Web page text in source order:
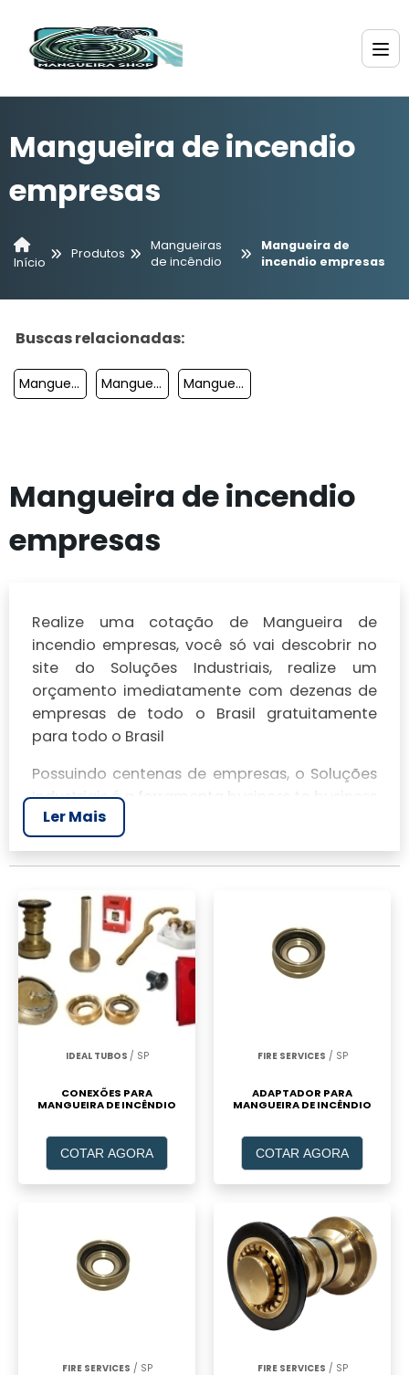
Mangueira de incendio
empresas
Início
Produtos
Mangueiras
de incêndio
Mangueira de
incendio empresas
Buscas relacionadas:
Mangueiras Incêndio Comprar Mangueira De Incêndio Onde Comprar Mangueira De Incêndio Tipo 2 Fabricante
Mangueira de incendio
empresas
Realize uma cotação de Mangueira de
incendio empresas, você só vai descobrir no
site do Soluções Industriais, realize um
orçamento imediatamente com dezenas de
empresas de todo o Brasil gratuitamente
para todo o Brasil
Possuindo centenas de empresas, o Soluções
Industriais é a ferramenta business to business
mais completo da área industrial. Para
realizar um orçamento de Mangueira de
incendio empresas, clique em um ou mais dos
Ler Mais
IDEAL TUBOS / SP
CONEXÕES PARA
MANGUEIRA DE INCÊNDIO
COTAR AGORA
FIRE SERVICES / SP
ADAPTADOR PARA
MANGUEIRA DE INCÊNDIO
COTAR AGORA
FIRE SERVICES / SP FIRE SERVICES / SP